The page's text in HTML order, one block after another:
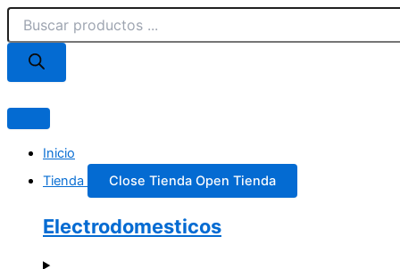
Ir
contenido
Búsqueda
productos
Inicio
Tienda
Close Tienda Open Tienda
Electrodomesticos